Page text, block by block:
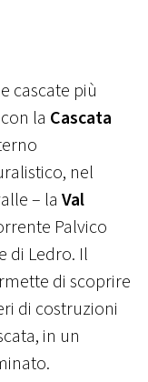
cascate più
la Cascata
nel
– la Val
Palvico
di Ledro. Il
di scoprire
di costruzioni
in un